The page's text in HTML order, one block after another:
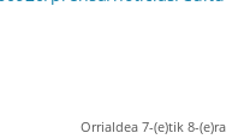
Orrialdea 7-(e)tik 8-(e)ra